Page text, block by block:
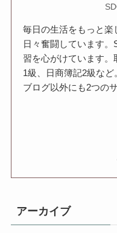
毎日の生活をもっと楽
日々奮闘しています
習を心がけています
1級、日商簿記2級な
ブログ以外にも2つの
アーカイブ